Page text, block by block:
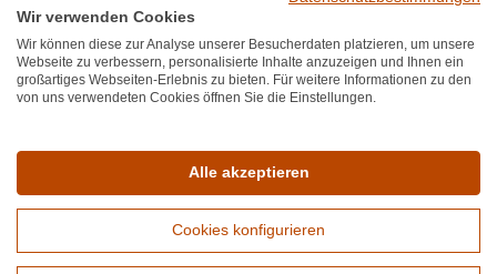
*Alle Preise inkl. MwST zzgl. 5,90€ Versandkosten je Winzer.
Wir verwenden Cookies
Wir können diese zur Analyse unserer Besucherdaten platzieren, um unsere
Webseite zu verbessern, personalisierte Inhalte anzuzeigen und Ihnen ein
großartiges Webseiten-Erlebnis zu bieten. Für weitere Informationen zu den
von uns verwendeten Cookies öffnen Sie die Einstellungen.
Alle akzeptieren
Cookies konfigurieren